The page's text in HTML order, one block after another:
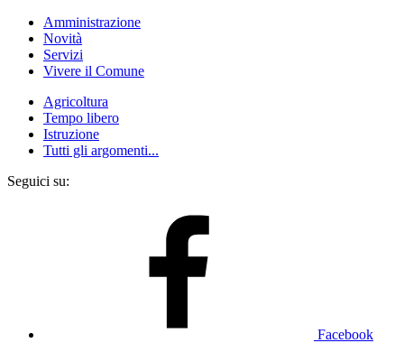
Amministrazione
Novità
Servizi
Vivere il Comune
Agricoltura
Tempo libero
Istruzione
Tutti gli argomenti...
Seguici su:
Facebook